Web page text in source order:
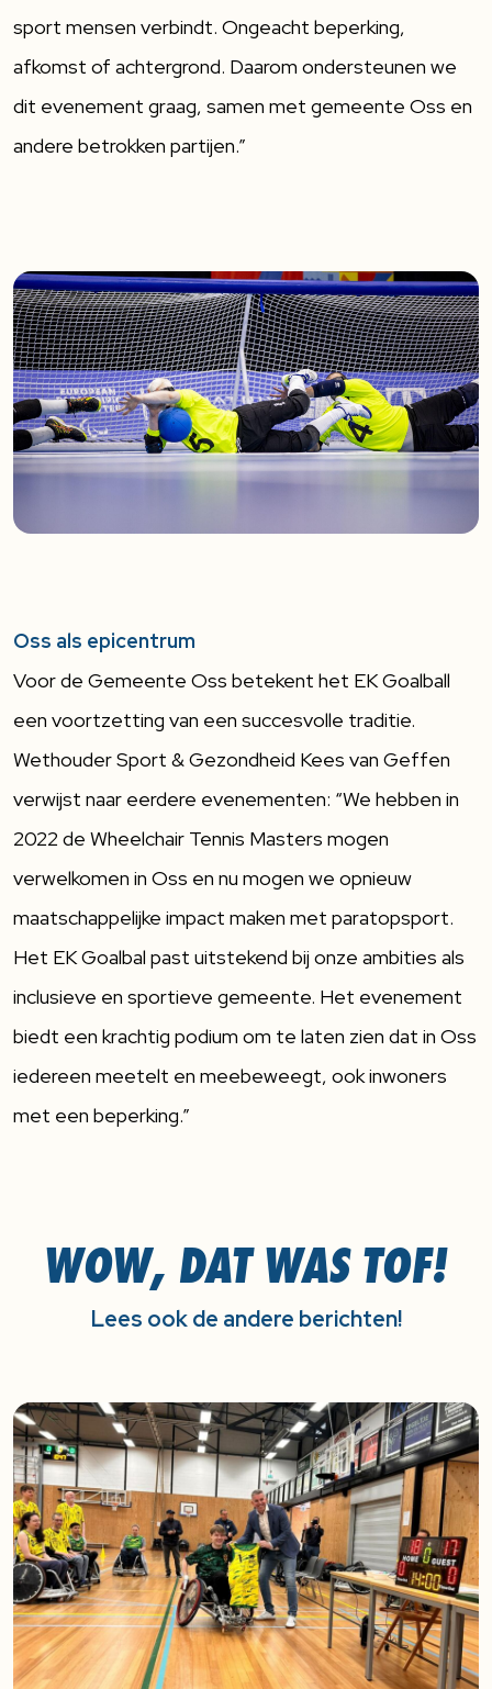
sport mensen verbindt. Ongeacht beperking,
afkomst of achtergrond. Daarom ondersteunen we
dit evenement graag, samen met gemeente Oss en
andere betrokken partijen.”
Oss als epicentrum
Voor de Gemeente Oss betekent het EK Goalball
een voortzetting van een succesvolle traditie.
Wethouder Sport & Gezondheid Kees van Geffen
verwijst naar eerdere evenementen: “We hebben in
2022 de Wheelchair Tennis Masters mogen
verwelkomen in Oss en nu mogen we opnieuw
maatschappelijke impact maken met paratopsport.
Het EK Goalbal past uitstekend bij onze ambities als
inclusieve en sportieve gemeente. Het evenement
biedt een krachtig podium om te laten zien dat in Oss
iedereen meetelt en meebeweegt, ook inwoners
met een beperking.”
WOW, DAT WAS TOF!
Lees ook de andere berichten!